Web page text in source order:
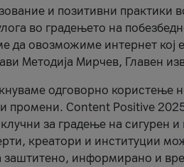
и позитивни практики
во градењето на
да овозможиме интернет кој
Методија Мирчев, Главен
одговорно користење
промени. Content Positive
за градење на сигурен
креатори и институции
заштитено, информирано и